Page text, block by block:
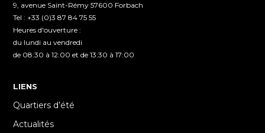
9, avenue Saint-Rémy 57600 Forbach
Tel : +33 (0)3 87 84 75 55
Heures d'ouverture :
du lundi au vendredi
de 08:30 à 12:00 et de 13:30 à 17:00
LIENS
Quartiers d’été
Actualités